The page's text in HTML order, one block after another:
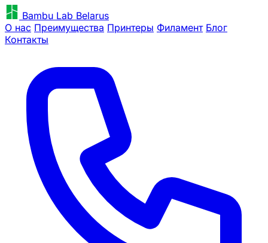
Bambu Lab Belarus
О нас Преимущества Принтеры Филамент Блог
Контакты